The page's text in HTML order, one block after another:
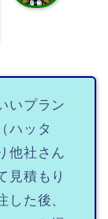
いプラン
ハッタ
他社さん
見積もり
した後、